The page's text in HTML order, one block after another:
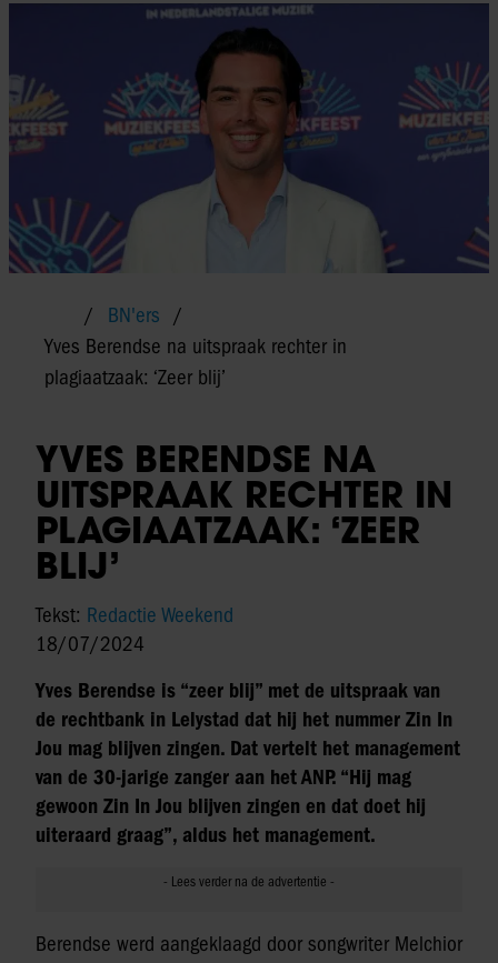
BN'ers
Yves Berendse na uitspraak rechter in
plagiaatzaak: ‘Zeer blij’
YVES BERENDSE NA
UITSPRAAK RECHTER IN
PLAGIAATZAAK: ‘ZEER
BLIJ’
Tekst: Redactie Weekend
18/07/2024
Yves Berendse is “zeer blij” met de uitspraak van
de rechtbank in Lelystad dat hij het nummer Zin In
Jou mag blijven zingen. Dat vertelt het management
van de 30-jarige zanger aan het ANP. “Hij mag
gewoon Zin In Jou blijven zingen en dat doet hij
uiteraard graag”, aldus het management.
Berendse werd aangeklaagd door songwriter Melchior